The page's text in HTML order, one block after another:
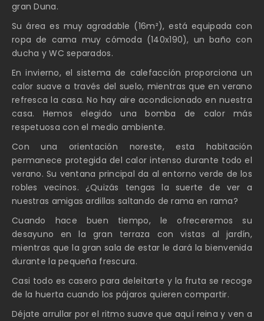
gran Duna.
Su área es muy agradable (16m²), está equipada con
ropa de cama muy cómoda (140x190), un baño con
ducha y WC separados.
En invierno, el sistema de calefacción proporciona un
calor suave a través del suelo, mientras que en verano
refresca la casa. No hay aire acondicionado en nuestra
casa. Hemos elegido una bomba de calor más
respetuosa con el medio ambiente.
Con una orientación noreste, esta habitación
permanece protegida del calor intenso durante todo el
verano. Su ventana principal da al entorno verde de los
robles vecinos. ¿Quizás tengas la suerte de ver a
nuestras amigas ardillas saltando de rama en rama?
Cuando hace buen tiempo, le ofreceremos su
desayuno en la gran terraza con vistas al jardín,
mientras que la gran sala de estar le dará la bienvenida
durante la pequeña frescura.
Casi todo es casero para deleitarte y la fruta se recoge
de la huerta cuando los pájaros quieren compartir.
Déjate arrullar por el ritmo suave que aquí reina y ven a